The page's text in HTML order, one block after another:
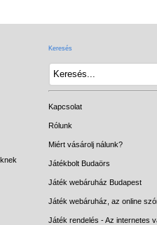
Keresés
Kapcsolat
Rólunk
Miért vásárolj nálunk?
Játékbolt Budaörs
Játék webáruház Budapest
Játék webáruház, az online
Játék rendelés - Az internetes